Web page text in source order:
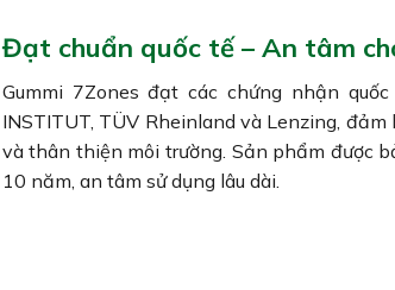
Đạt chuẩn quốc tế – An tâm
Gummi 7Zones đạt các chứng nhận
INSTITUT, TÜV Rheinland và Lenzing,
và thân thiện môi trường. Sản phẩm được
10 năm, an tâm sử dụng lâu dài.